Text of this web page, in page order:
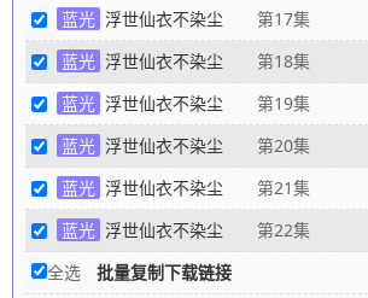
蓝光 浮世仙衣不染尘 第17集
蓝光 浮世仙衣不染尘 第18集
蓝光 浮世仙衣不染尘 第19集
蓝光 浮世仙衣不染尘 第20集
蓝光 浮世仙衣不染尘 第21集
蓝光 浮世仙衣不染尘 第22集
全选
批量复制下载链接